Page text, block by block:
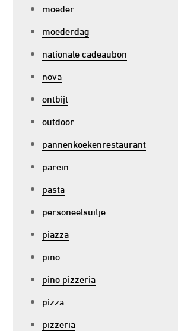
moeder
moederdag
nationale cadeaubon
nova
ontbijt
outdoor
pannenkoekenrestaurant
parein
pasta
personeelsuitje
piazza
pino
pino pizzeria
pizza
pizzeria